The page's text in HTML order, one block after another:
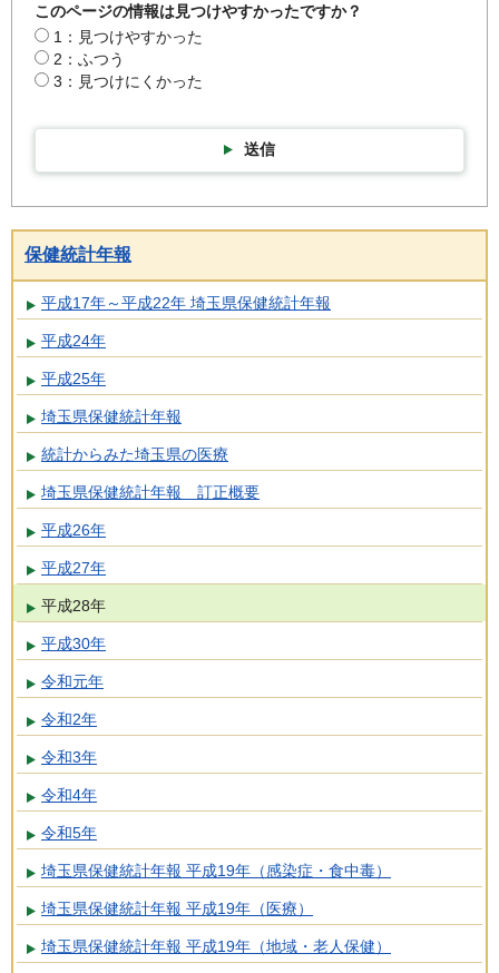
このページの情報は見つけやすかったですか？
1：見つけやすかった
2：ふつう
3：見つけにくかった
送信
保健統計年報
平成17年～平成22年 埼玉県保健統計年報
平成24年
平成25年
埼玉県保健統計年報
統計からみた埼玉県の医療
埼玉県保健統計年報 訂正概要
平成26年
平成27年
平成28年
平成30年
令和元年
令和2年
令和3年
令和4年
令和5年
埼玉県保健統計年報 平成19年（感染症・食中毒）
埼玉県保健統計年報 平成19年（医療）
埼玉県保健統計年報 平成19年（地域・老人保健）